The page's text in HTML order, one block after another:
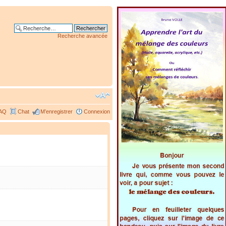
Recherche avancée
Chat M’enregistrer Connexion